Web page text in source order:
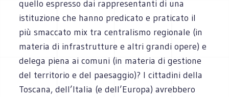
quello espresso dai rappresentanti di una
istituzione che hanno predicato e praticato il
più smaccato mix tra centralismo regionale (in
materia di infrastrutture e altri grandi opere) e
delega piena ai comuni (in materia di gestione
del territorio e del paesaggio)? I cittadini della
Toscana, dell’Italia (e dell’Europa) avrebbero